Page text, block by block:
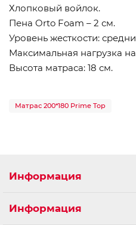
Хлопковый войлок.
Пена Orto Foam – 2 см.
Уровень жесткости:
Максимальная нагрузка на
Высота матраса: 18 см.
Матрас 200*180 Prime Top
Информация
Информация